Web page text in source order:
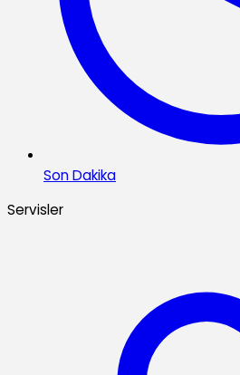
Son Dakika
Servisler